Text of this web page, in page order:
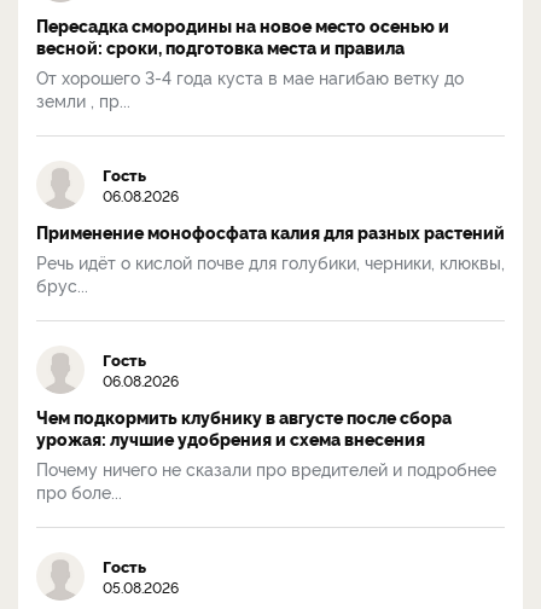
Пересадка смородины на новое место осенью и
весной: сроки, подготовка места и правила
От хорошего 3-4 года куста в мае нагибаю ветку до
земли , пр...
Гость
06.08.2026
Применение монофосфата калия для разных растений
Речь идёт о кислой почве для голубики, черники, клюквы,
брус...
Гость
06.08.2026
Чем подкормить клубнику в августе после сбора
урожая: лучшие удобрения и схема внесения
Почему ничего не сказали про вредителей и подробнее
про боле...
Гость
05.08.2026